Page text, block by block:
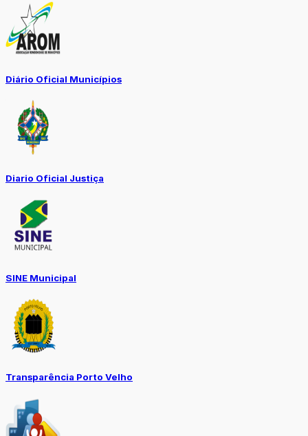
Diário Oficial Municípios
Diario Oficial Justiça
SINE Municipal
Transparência Porto Velho